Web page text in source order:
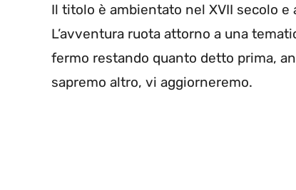
Il titolo è ambientato nel XVII secolo
L’avventura ruota attorno a una
fermo restando quanto detto prima,
sapremo altro, vi aggiorneremo.